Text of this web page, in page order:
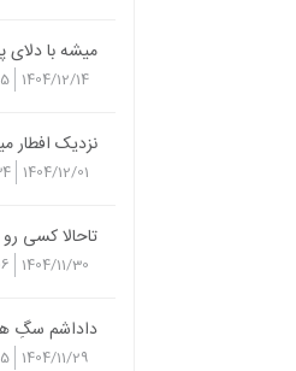
میشه با دلای
1404/12/14
نزدیک افطار
1404/12/01
تاحالا کسی
1404/11/30
داداشم سگِ
1404/11/29